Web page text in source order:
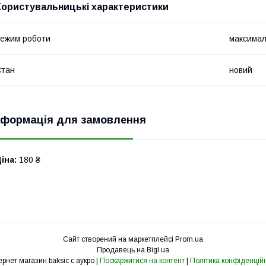
характеристики
роботи
новий
для замовлення
180 ₴
Сайт створений на маркетплейсі Prom.ua
Продавець на Bigl.ua
Интернет магазин baksic с аукро | Поскаржитися на контент | Політика